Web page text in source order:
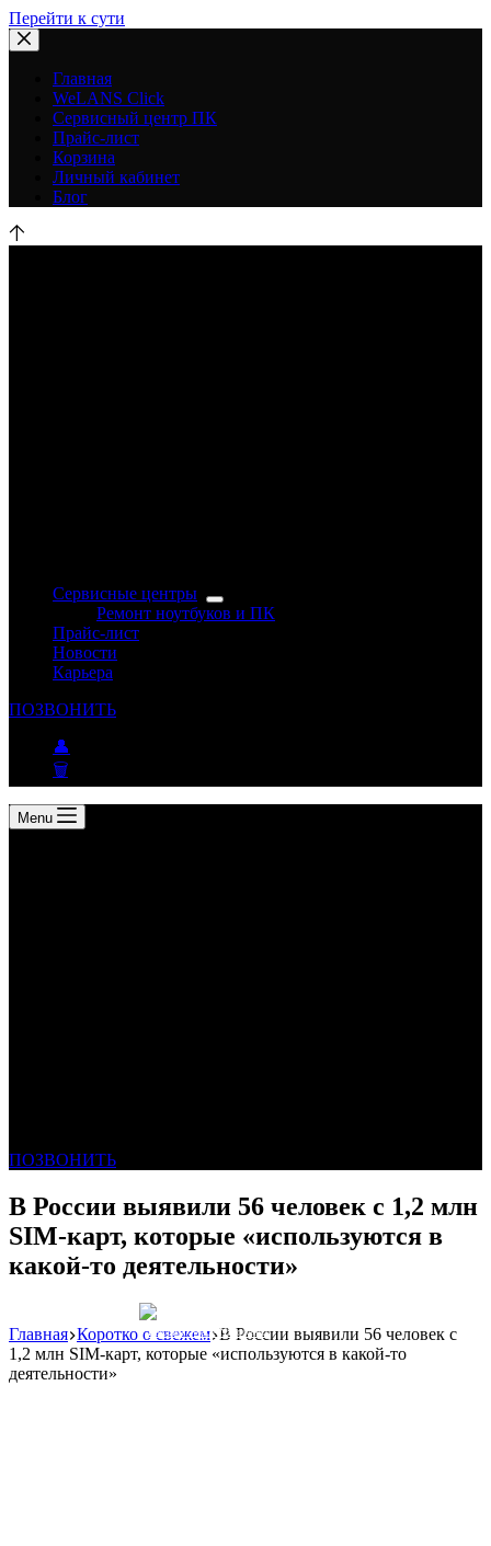
Перейти к сути
Главная
WeLANS Click
Сервисный центр ПК
Прайс-лист
Корзина
Личный кабинет
Блог
Сервисные центры
Ремонт ноутбуков и ПК
Прайс-лист
Новости
Карьера
ПОЗВОНИТЬ
👤
🗑
Menu
ПОЗВОНИТЬ
В России выявили 56 человек с 1,2 млн
SIM-карт, которые «используются в
какой-то деятельности»
Реклама: WeLANS облако
Главная Коротко о свежем В России выявили 56 человек с
1,2 млн SIM-карт, которые «используются в какой-то
деятельности»